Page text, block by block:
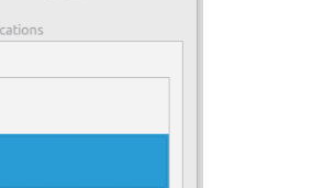
2.93 GiB (9.4%)